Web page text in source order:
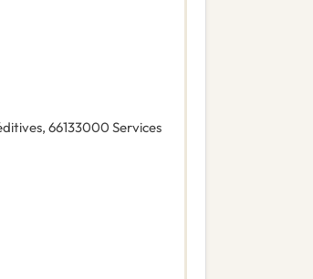
, 66133000 Services